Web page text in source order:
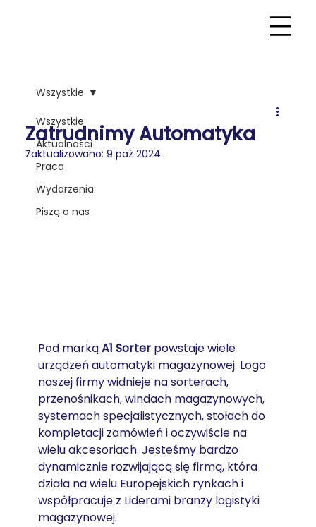
Wszystkie
Aktualności
Praca
Wydarzenia
Piszą o nas
Wszystkie
Zatrudnimy Automatyka
Zaktualizowano: 9 paź 2024
Pod marką A1 Sorter powstaje wiele
urządzeń automatyki magazynowej. Logo
naszej firmy widnieje na sorterach,
przenośnikach, windach magazynowych,
systemach specjalistycznych, stołach do
kompletacji zamówień i oczywiście na
wielu akcesoriach. Jesteśmy bardzo
dynamicznie rozwijającą się firmą, która
działa na wielu Europejskich rynkach i
współpracuje z Liderami branży logistyki
magazynowej.